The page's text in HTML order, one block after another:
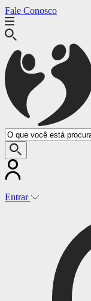
Fale Conosco
Entrar